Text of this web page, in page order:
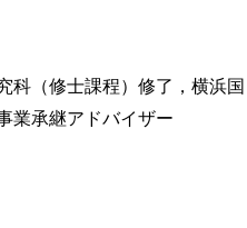
科（修士課程）修了，横浜国
業承継アドバイザー